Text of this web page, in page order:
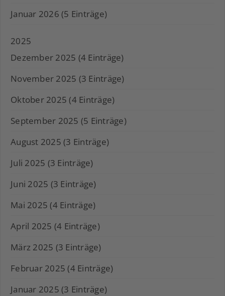
Januar 2026 (5 Einträge)
2025
Dezember 2025 (4 Einträge)
November 2025 (3 Einträge)
Oktober 2025 (4 Einträge)
September 2025 (5 Einträge)
August 2025 (3 Einträge)
Juli 2025 (3 Einträge)
Juni 2025 (3 Einträge)
Mai 2025 (4 Einträge)
April 2025 (4 Einträge)
März 2025 (3 Einträge)
Februar 2025 (4 Einträge)
Januar 2025 (3 Einträge)